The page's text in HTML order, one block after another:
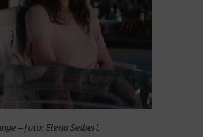
– foto: Elena Seibert